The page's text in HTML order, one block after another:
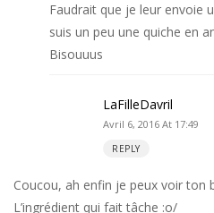
Faudrait que je leur envoie
suis un peu une quiche en
Bisouuus
LaFilleDavril
Avril 6, 2016 At 17:49
REPLY
Coucou, ah enfin je peux voir ton
L’ingrédient qui fait tâche :o/